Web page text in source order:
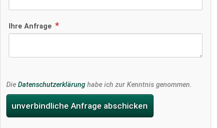
Ihre Anfrage
Die Datenschutzerklärung habe ich zur Kenntnis genommen.
unverbindliche Anfrage abschicken